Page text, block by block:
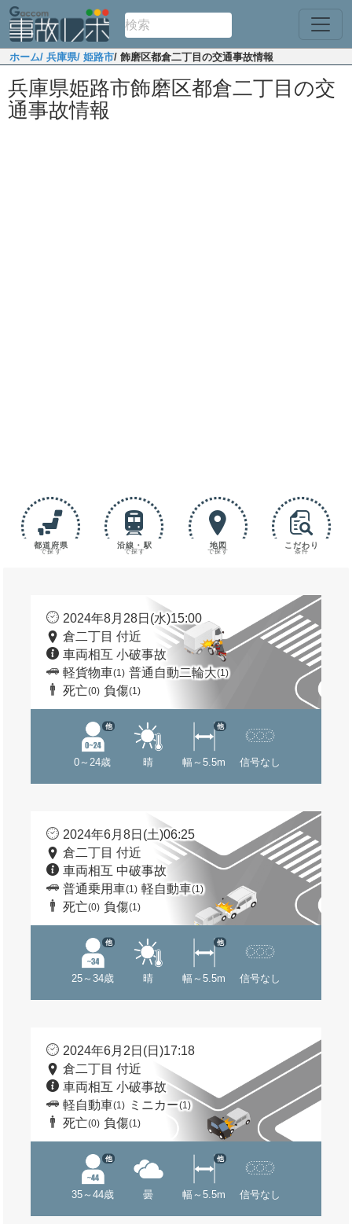
ホーム/ 兵庫県/ 姫路市/ 飾磨区都倉二丁目の交通事故情報
兵庫県姫路市飾磨区都倉二丁目の交
通事故情報
都道府県
で探す
沿線・駅
で探す
地図
で探す
こだわり
条件
2024年8月28日(水)15:00
倉二丁目 付近
車両相互 小破事故
軽貨物車(1) 普通自動二輪大(1)
死亡(0) 負傷(1)
0～24歳
他
晴 幅～5.5m
他
信号なし
2024年6月8日(土)06:25
倉二丁目 付近
車両相互 中破事故
普通乗用車(1) 軽自動車(1)
死亡(0) 負傷(1)
25～34歳
他
晴 幅～5.5m
他
信号なし
2024年6月2日(日)17:18
倉二丁目 付近
車両相互 小破事故
軽自動車(1) ミニカー(1)
死亡(0) 負傷(1)
35～44歳
他
曇 幅～5.5m
他
信号なし